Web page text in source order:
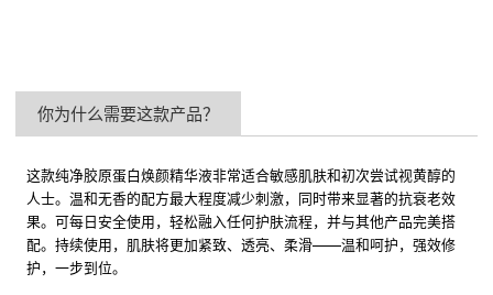
你为什么需要这款产品？
这款纯净胶原蛋白焕颜精华液非常适合敏感肌肤和初次尝试视黄醇的
人士。温和无香的配方最大程度减少刺激，同时带来显著的抗衰老效
果。可每日安全使用，轻松融入任何护肤流程，并与其他产品完美搭
配。持续使用，肌肤将更加紧致、透亮、柔滑——温和呵护，强效修
护，一步到位。